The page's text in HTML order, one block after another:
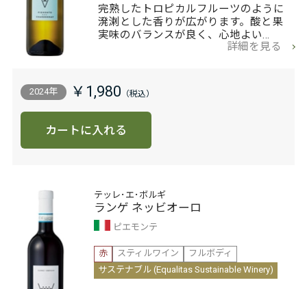
完熟したトロピカルフルーツのように
溌溂とした香りが広がります。酸と果
実味のバランスが良く、心地よい…
詳細を見る
2024年 ￥1,980
カートに入れる
テッレ･エ･ボルギ
ランゲ ネッビオーロ
ピエモンテ
赤
スティルワイン
フルボディ
サステナブル (Equalitas Sustainable Winery)